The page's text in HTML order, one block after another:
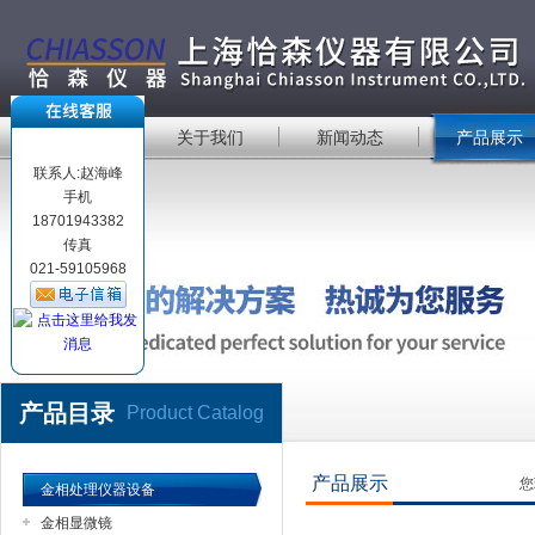
关于我们 新闻动态 产品展示
产品目录 Product Catalog
金相处理仪器设备
金相显微镜
产品展示
联系人:赵海峰
手机
18701943382
传真
021-59105968